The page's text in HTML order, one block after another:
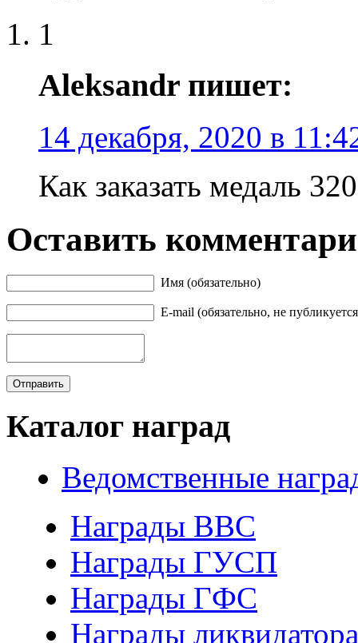
1
Aleksandr пишет:
14 декабря, 2020 в
Как заказать медаль
Оставить
Имя (обязательно)
E-mail (обязательно, не
Каталог наград
Ведомственные
Награды ВВС
Награды ГУСП
Награды ГФС
Награды